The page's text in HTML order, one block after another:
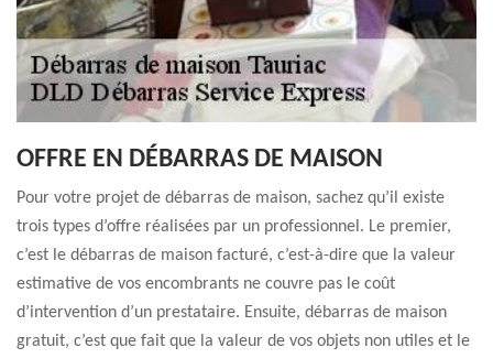
OFFRE EN DÉBARRAS DE MAISON
Pour votre projet de débarras de maison, sachez qu’il existe
trois types d’offre réalisées par un professionnel. Le premier,
c’est le débarras de maison facturé, c’est-à-dire que la valeur
estimative de vos encombrants ne couvre pas le coût
d’intervention d’un prestataire. Ensuite, débarras de maison
gratuit, c’est que fait que la valeur de vos objets non utiles et le